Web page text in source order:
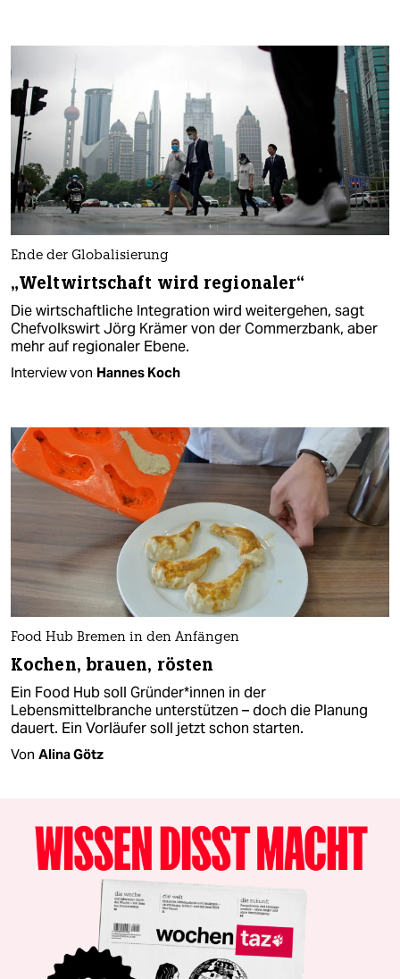
Ende der Globalisierung
„Weltwirtschaft wird regionaler“
Die wirtschaftliche Integration wird weitergehen, sagt
Chefvolkswirt Jörg Krämer von der Commerzbank, aber
mehr auf regionaler Ebene.
Interview von Hannes Koch
Food Hub Bremen in den Anfängen
Kochen, brauen, rösten
Ein Food Hub soll Grün­de­r*in­nen in der
Lebensmittelbranche unterstützen – doch die Planung
dauert. Ein Vorläufer soll jetzt schon starten.
Von Alina Götz